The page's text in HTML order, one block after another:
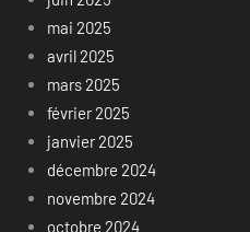
mai 2025
avril 2025
mars 2025
février 2025
janvier 2025
décembre 2024
novembre 2024
octobre 2024